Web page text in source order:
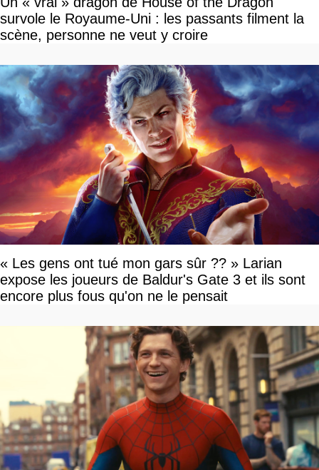
survole le Royaume-Uni : les passants filment la
scène, personne ne veut y croire
« Les gens ont tué mon gars sûr ?? » Larian
expose les joueurs de Baldur's Gate 3 et ils sont
encore plus fous qu'on ne le pensait